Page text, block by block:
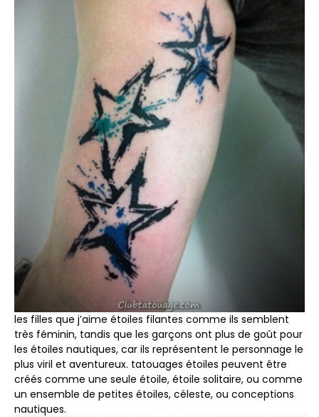
les filles que j’aime étoiles filantes comme ils semblent
très féminin, tandis que les garçons ont plus de goût pour
les étoiles nautiques, car ils représentent le personnage le
plus viril et aventureux. tatouages ​​étoiles peuvent être
créés comme une seule étoile, étoile solitaire, ou comme
un ensemble de petites étoiles, céleste, ou conceptions
nautiques.